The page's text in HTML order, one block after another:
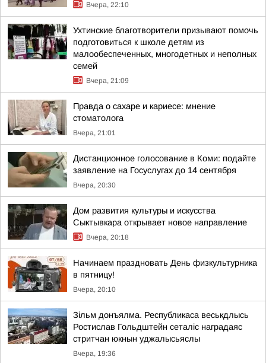
Вчера, 22:10
Ухтинские благотворители призывают помочь
подготовиться к школе детям из
малообеспеченных, многодетных и неполных
семей
Вчера, 21:09
Правда о сахаре и кариесе: мнение
стоматолога
Вчера, 21:01
Дистанционное голосование в Коми: подайте
заявление на Госуслугах до 14 сентября
Вчера, 20:30
Дом развития культуры и искусства
Сыктывкара открывает новое направление
Вчера, 20:18
Начинаем праздновать День физкультурника
в пятницу!
Вчера, 20:10
Зільм донъялма. Республикаса веськдлысь
Ростислав Гольдштейн сеталіс наградаяс
стритчан юкнын уджалысьяслы
Вчера, 19:36